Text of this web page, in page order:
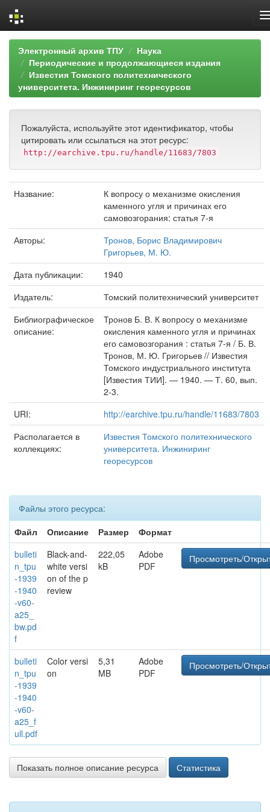
Skip
navigation
Электронный архив ТПУ
Наука
Периодические и продолжающиеся издания
Известия Томского политехнического
университета. Инжиниринг георесурсов
Пожалуйста, используйте этот идентификатор, чтобы
цитировать или ссылаться на этот ресурс:
http://earchive.tpu.ru/handle/11683/7803
Название:
К вопросу о механизме окисления
каменного угля и причинах его
самовозгорания: статья 7-я
Авторы:
Тронов, Борис Владимирович
Григорьев, М. Ю.
Дата публикации:
1940
Издатель:
Томский политехнический университет
Библиографическое
описание:
Тронов Б. В. К вопросу о механизме
окисления каменного угля и причинах
его самовозгорания : статья 7-я / Б. В.
Тронов, М. Ю. Григорьев // Известия
Томского индустриального института
[Известия ТИИ]. — 1940. — Т. 60, вып.
2-3.
URI:
http://earchive.tpu.ru/handle/11683/7803
Располагается в
коллекциях:
Известия Томского политехнического
университета. Инжиниринг
георесурсов
Файлы этого ресурса:
Файл
Описание Размер
Формат
bulleti
n_tpu
-1939
-1940
-v60-
a25_
bw.pd
f
Black-and-
white versi
on of the p
review
222,05
kB
Adobe
PDF
Просмотреть/
bulleti
n_tpu
-1939
-1940
-v60-
a25_f
ull.pdf
Color versi
on
5,31
MB
Adobe
PDF
Просмотреть/
Показать полное описание ресурса Статистика